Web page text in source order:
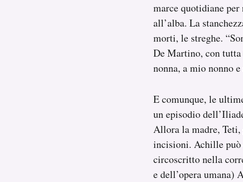
marce quotidiane
all’alba. La
morti, le streghe.
De Martino, con tutta
nonna, a mio nonno
E comunque, le
un episodio
Allora la madre,
incisioni. Achille può
circoscritto nella
e dell’opera umana)